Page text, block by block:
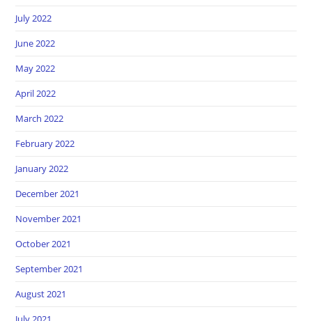
July 2022
June 2022
May 2022
April 2022
March 2022
February 2022
January 2022
December 2021
November 2021
October 2021
September 2021
August 2021